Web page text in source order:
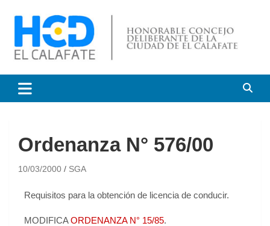
Honorable Concejo
Deliberante de El Calafate
Ordenanza N° 576/00
10/03/2000 SGA
Requisitos para la obtención de licencia de conducir.
MODIFICAORDENANZA N° 15/85.